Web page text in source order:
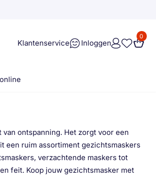
Klantenservice
Inloggen
0
ontspanning. Het zorgt voor een
een ruim assortiment gezichtsmaskers
verzachtende maskers tot
feit. Koop jouw gezichtsmasker met